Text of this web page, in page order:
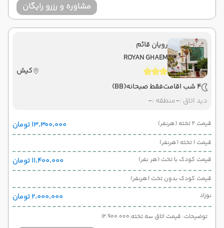
مشاوره و رزرو رایگان
رویان قائم
ROYAN GHAEM
کیش
4 شب اقامت
فقط صبحانه(BB)
دید اتاق :-منطقه :-
قیمت 2 تخته (هرنفر) ۱۳٬۳۰۰٬۰۰۰ تومان
قیمت 1 تخته (هرنفر)
قیمت کودک با تخت (هر نفر)
۱۱٬۴۰۰٬۰۰۰ تومان
قیمت کودک بدون تخت (هرنفر)
نوزاد
۲٬۰۰۰٬۰۰۰ تومان
توضیحات: قیمت اتاق سه تخته:12.900.000